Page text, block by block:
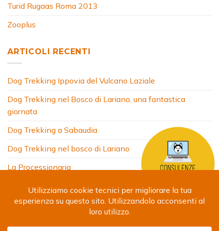
Turid Rugaas Roma 2013
Zooplus
ARTICOLI RECENTI
Dog Trekking Ippovia del Vulcano Laziale
Dog Trekking nel Bosco di Lariano, una fantastica
giornata
Dog Trekking a Sabaudia
Dog Trekking nel bosco di Lariano
La Processionaria